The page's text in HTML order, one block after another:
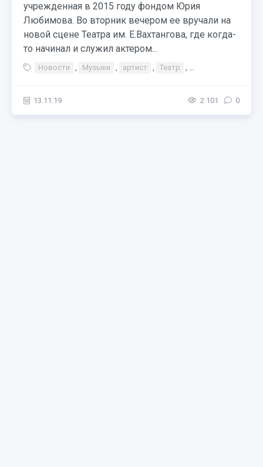
учрежденная в 2015 году фондом Юрия
Любимова. Во вторник вечером ее вручали на
новой сцене Театра им. Е.Вахтангова, где когда-
то начинал и служил актером...
Новости , Музыки , артист , Театр , Тэги Театр Премия
13.11.19 2 101 0